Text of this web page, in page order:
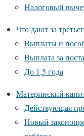
Налоговый
Что дают за
Выплаты и
Выплата за
До 1,5 года
Материнский
Действующая
Новый